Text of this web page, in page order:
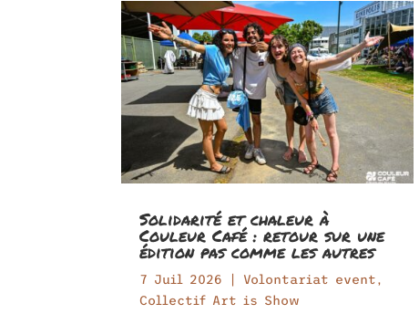
Solidarité et chaleur à
Couleur Café : retour sur une
édition pas comme les autres
7 Juil 2026 Volontariat event,
Collectif Art is Show